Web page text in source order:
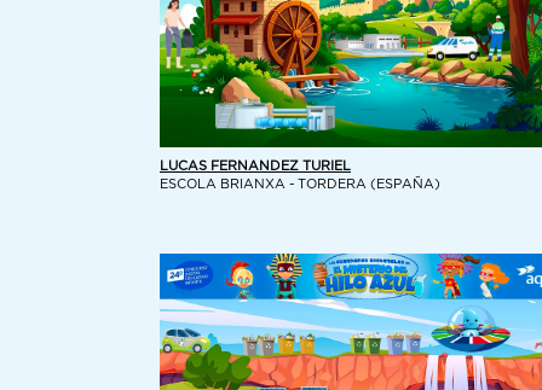
LUCAS FERNANDEZ TURIEL
ESCOLA BRIANXA - TORDERA (ESPAÑA)